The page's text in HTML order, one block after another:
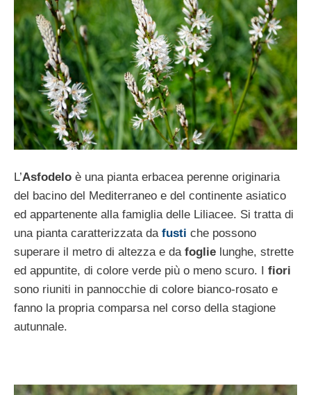
L’Asfodelo è una pianta erbacea perenne originaria
del bacino del Mediterraneo e del continente asiatico
ed appartenente alla famiglia delle Liliacee. Si tratta di
una pianta caratterizzata da fusti che possono
superare il metro di altezza e da foglie lunghe, strette
ed appuntite, di colore verde più o meno scuro. I fiori
sono riuniti in pannocchie di colore bianco-rosato e
fanno la propria comparsa nel corso della stagione
autunnale.